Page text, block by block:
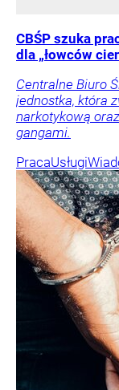
CBŚP szuka
dla „łowców
Centralne Biuro
jednostka, która
narkotykową
gangami.
PracaUsługi